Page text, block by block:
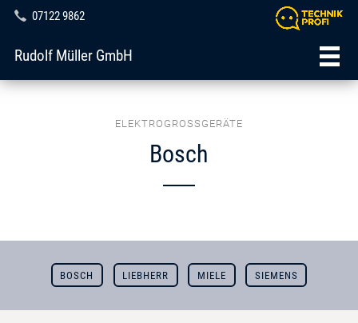
07122 9862
Rudolf Müller GmbH
ELEKTROGROSSGERÄTE
Bosch
BOSCH LIEBHERR MIELE SIEMENS